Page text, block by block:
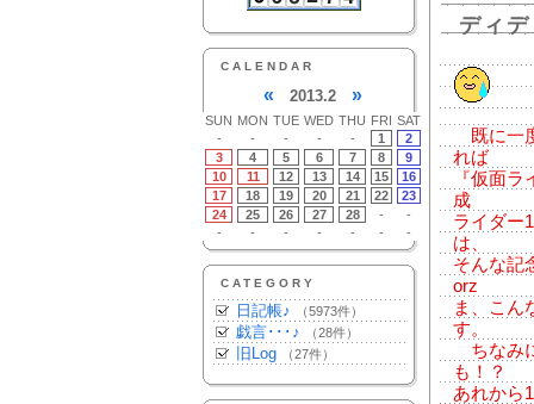
CALENDAR
« 2013.2 »
SUN MON TUE WED THU FRI SAT
-
- - - - 1
2
3
4 5 6 7 8
9
10
11 12 13 14 15
16
17
18 19 20 21 22
23
24
25 26 27 28 -
-
-
- - - - - -
CATEGORY
日記帳♪ （5973件）
戯言･･･♪ （28件）
旧Log （27件）
ディ
既に一
れば
『仮面
成
ライダー
は、
そんな記
orz
ま、こん
す。
ちなみ
も！？
あれから